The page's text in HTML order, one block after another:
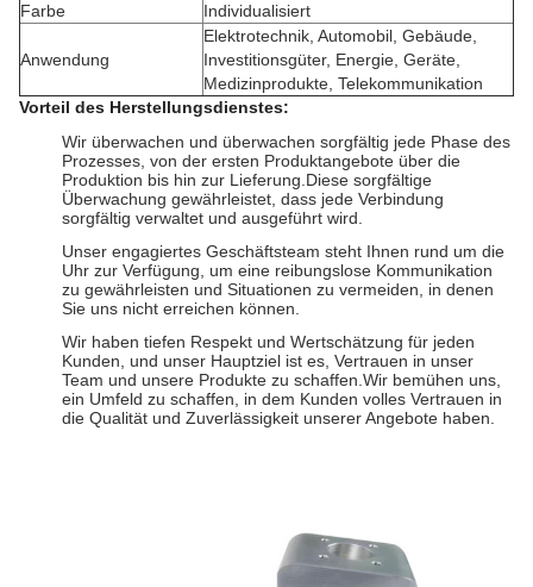
Farbe
Individualisiert
Anwendung
Elektrotechnik, Automobil, Gebäude,
Investitionsgüter, Energie, Geräte,
Medizinprodukte, Telekommunikation
Vorteil des Herstellungsdienstes:
Wir überwachen und überwachen sorgfältig jede Phase des
Prozesses, von der ersten Produktangebote über die
Produktion bis hin zur Lieferung.Diese sorgfältige
Überwachung gewährleistet, dass jede Verbindung
sorgfältig verwaltet und ausgeführt wird.
Unser engagiertes Geschäftsteam steht Ihnen rund um die
Uhr zur Verfügung, um eine reibungslose Kommunikation
zu gewährleisten und Situationen zu vermeiden, in denen
Sie uns nicht erreichen können.
Wir haben tiefen Respekt und Wertschätzung für jeden
Kunden, und unser Hauptziel ist es, Vertrauen in unser
Team und unsere Produkte zu schaffen.Wir bemühen uns,
ein Umfeld zu schaffen, in dem Kunden volles Vertrauen in
die Qualität und Zuverlässigkeit unserer Angebote haben.